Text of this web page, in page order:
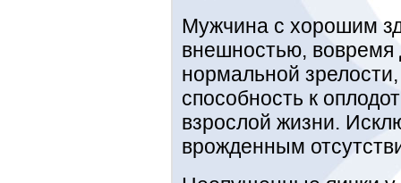
Мужчина с хорошим
внешностью, вовремя
нормальной
способность к
взрослой жизни.
врожденным